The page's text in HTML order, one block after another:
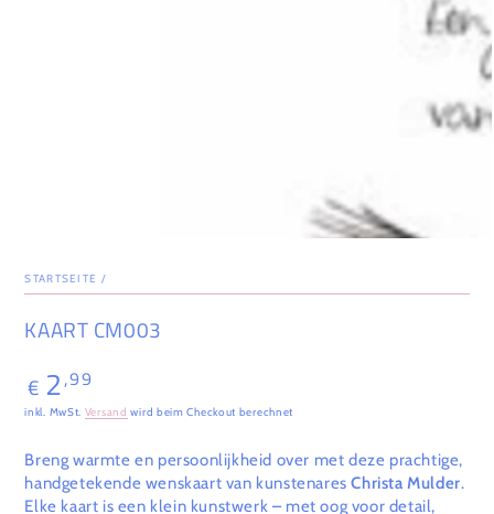
STARTSEITE /
KAART CM003
Regulärer
Preis
€ 2,99
inkl. MwSt. Versand wird beim Checkout berechnet
Breng warmte en persoonlijkheid over met deze prachtige,
handgetekende wenskaart van kunstenaresChrista Mulder.
Elke kaart is een klein kunstwerk – met oog voor detail,